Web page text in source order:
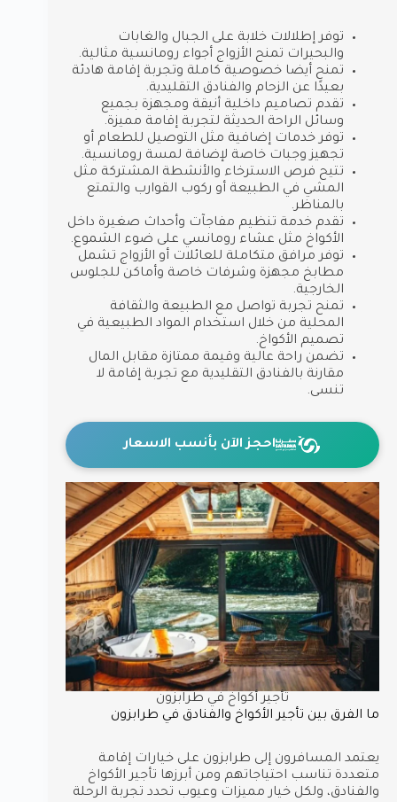
توفر إطلالات خلابة على الجبال والغابات
والبحيرات تمنح الأزواج أجواء رومانسية مثالية.
تمنح أيضا خصوصية كاملة وتجربة إقامة هادئة
بعيدًا عن الزحام والفنادق التقليدية.
تقدم تصاميم داخلية أنيقة ومجهزة بجميع
وسائل الراحة الحديثة لتجربة إقامة مميزة.
توفر خدمات إضافية مثل التوصيل للطعام أو
تجهيز وجبات خاصة لإضافة لمسة رومانسية.
تتيح فرص الاسترخاء والأنشطة المشتركة مثل
المشي في الطبيعة أو ركوب القوارب والتمتع
بالمناظر.
تقدم خدمة تنظيم مفاجآت وأحداث صغيرة داخل
الأكواخ مثل عشاء رومانسي على ضوء الشموع.
توفر مرافق متكاملة للعائلات أو الأزواج تشمل
مطابخ مجهزة وشرفات خاصة وأماكن للجلوس
الخارجية.
تمنح تجربة تواصل مع الطبيعة والثقافة
المحلية من خلال استخدام المواد الطبيعية في
تصميم الأكواخ.
تضمن راحة عالية وقيمة ممتازة مقابل المال
مقارنة بالفنادق التقليدية مع تجربة إقامة لا
تنسى.
احجز الآن بأنسب الاسعار
تأجير أكواخ في طرابزون
ما الفرق بين تأجير الأكواخ والفنادق في طرابزون
يعتمد المسافرون إلى طرابزون على خيارات إقامة
متعددة تناسب احتياجاتهم ومن أبرزها تأجير الأكواخ
والفنادق، ولكل خيار مميزات وعيوب تحدد تجربة الرحلة